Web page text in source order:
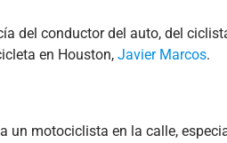
del conductor del auto, del
en Houston, Javier Marcos.
un motociclista en la calle,